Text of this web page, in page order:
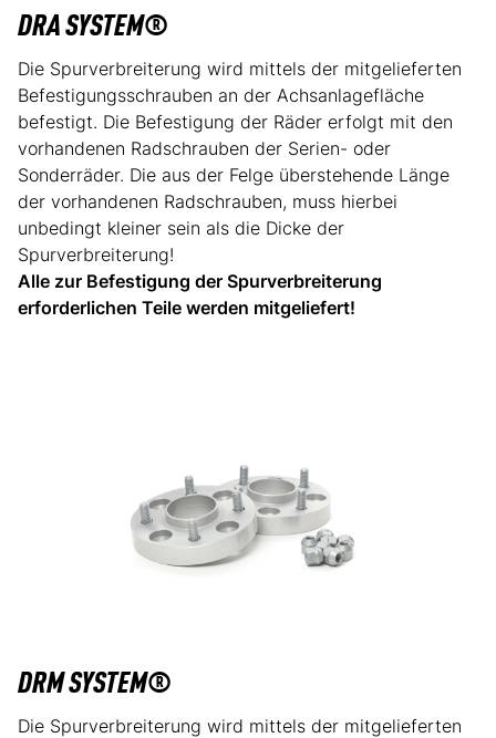
DRA SYSTEM®
Die Spurverbreiterung wird mittels der mitgelieferten
Befestigungsschrauben an der Achsanlagefläche
befestigt. Die Befestigung der Räder erfolgt mit den
vorhandenen Radschrauben der Serien- oder
Sonderräder. Die aus der Felge überstehende Länge
der vorhandenen Radschrauben, muss hierbei
unbedingt kleiner sein als die Dicke der
Spurverbreiterung!
Alle zur Befestigung der Spurverbreiterung
erforderlichen Teile werden mitgeliefert!
DRM SYSTEM®
Die Spurverbreiterung wird mittels der mitgelieferten